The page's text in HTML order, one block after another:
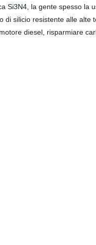
Si3N4, la gente spesso la
silicio resistente alle alte
diesel, risparmiare